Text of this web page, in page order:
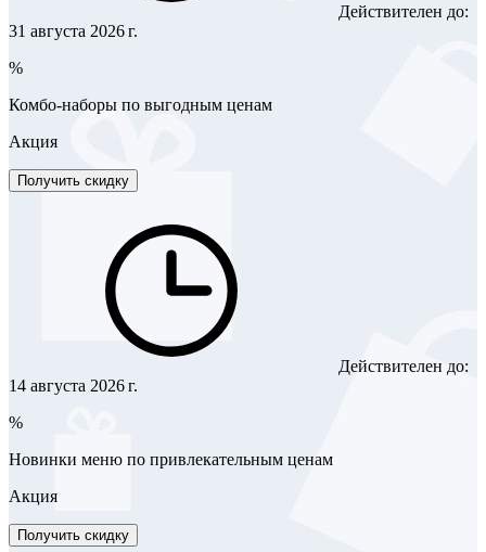
Действителен до:
31 августа 2026 г.
%
Комбо-наборы по выгодным ценам
Акция
Получить скидку
Действителен до:
14 августа 2026 г.
%
Новинки меню по привлекательным ценам
Акция
Получить скидку